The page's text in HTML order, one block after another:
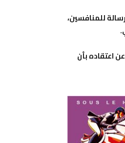
للمنافسين،
اعتقاده بأن